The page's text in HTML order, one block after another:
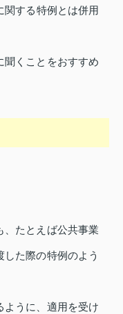
関する特例とは併用
聞くことをおすすめ
、たとえば公共事業
た際の特例のよう
ように、適用を受け